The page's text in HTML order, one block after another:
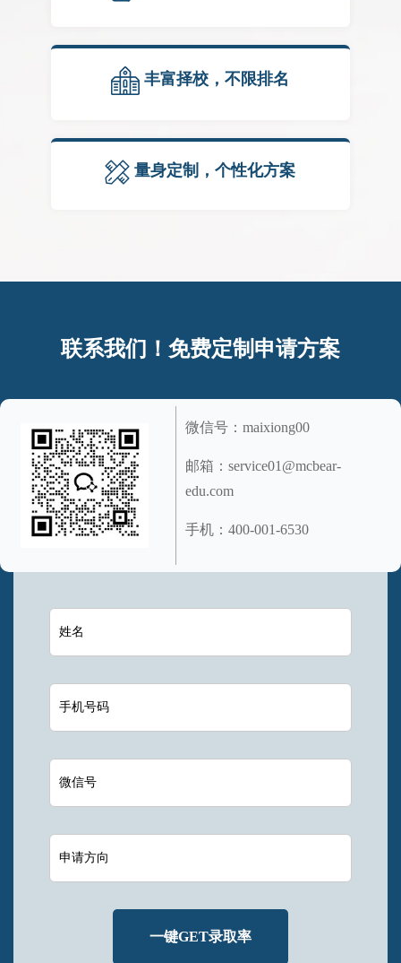
丰富择校，不限排名
量身定制，个性化方案
联系我们！免费定制申请方案
微信号：maixiong00
邮箱：service01@mcbear-
edu.com
手机：400-001-6530
一键GET录取率